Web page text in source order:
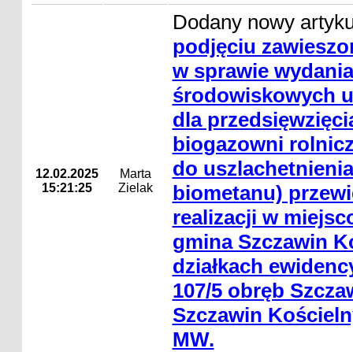
12.02.2025
15:21:25
Marta
Zielak
Dodany nowy
podjęciu
w sprawie
środowiskowych
dla
biogazowni
do
biometanu)
realizacji w
gmina Szczawin
działkach
107/5 obręb
Szczawin
MW.